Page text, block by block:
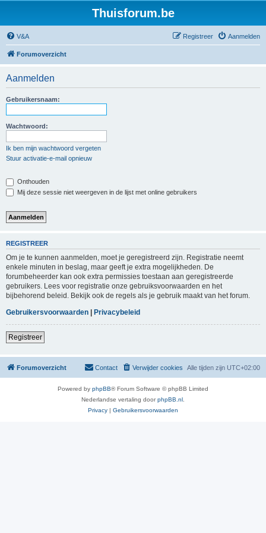
Thuisforum.be
V&A Aanmelden
Registreer
Forumoverzicht
Aanmelden
Gebruikersnaam:
Wachtwoord:
Ik ben mijn wachtwoord vergeten
Stuur activatie-e-mail opnieuw
Onthouden
Mij deze sessie niet weergeven in de lijst met online gebruikers
REGISTREER
Om je te kunnen aanmelden, moet je geregistreerd zijn. Registratie neemt
enkele minuten in beslag, maar geeft je extra mogelijkheden. De
forumbeheerder kan ook extra permissies toestaan aan geregistreerde
gebruikers. Lees voor registratie onze gebruiksvoorwaarden en het
bijbehorend beleid. Bekijk ook de regels als je gebruik maakt van het forum.
Gebruikersvoorwaarden | Privacybeleid
Registreer
Forumoverzicht Alle tijden zijn UTC+02:00
Verwijder cookies
Contact
Powered by phpBB® Forum Software © phpBB Limited
Nederlandse vertaling doorphpBB.nl
Privacy | Gebruikersvoorwaarden